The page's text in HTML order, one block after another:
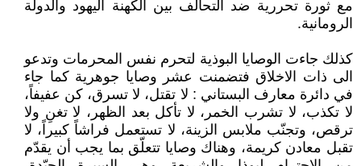
مع ثورة تحررية ضد التحالف بين الكهنة اليهود والدولة
الرومانية.
كذلك جاءت الوصايا البوذية لتحرم نفس المحرمات وتدعو
الى ذات الاخلاق فتضمنت عشر وصايا جوهرية كما جاء
في دائرة معارف البستاني : لا تقتل، لا تسرق، كن عفيفاً،
لا تكذب، لا تشرب الخمر، لا تأكل بعد الظهر، لا تغنِ ولا
ترقص، وتجنّب ملابس الزينة، لا تستعمل فراشاً كبيراً، لا
تقبل معادن كريمة، وهناك وصايا تتعلّق بما يجب أن يقدّم